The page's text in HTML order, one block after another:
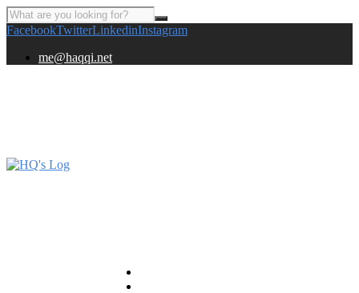
FacebookTwitterLinkedinInstagram
me@haqqi.net